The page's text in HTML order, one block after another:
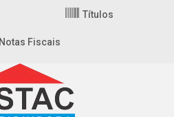
Títulos
Notas Fiscais